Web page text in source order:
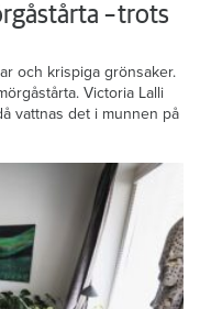
– trots
och krispiga grönsaker.
Victoria Lalli
vattnas det i munnen på